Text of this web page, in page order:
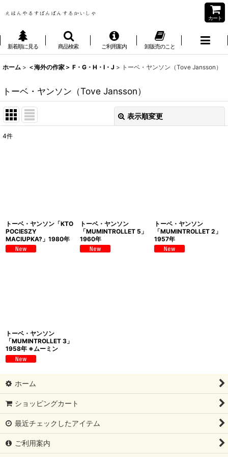
カート
新着順に見る 商品検索 ご利用案内 卸販売のこと
ホーム > ＜海外の作家＞ F・G・H・I・J > トーベ・ヤンソン（Tove Jansson）
トーベ・ヤンソン（Tove Jansson）
表示順変更
4件
トーベ・ヤンソン「KTO
POCIESZY
MACIUPKA?」1980年
トーベ・ヤンソン
「MUMINTROLLET 5」
1960年
トーベ・ヤンソン
「MUMINTROLLET 2」
1957年
トーベ・ヤンソン
「MUMINTROLLET 3」
1958年 ※ムーミン
ホーム
ショッピングカート
最近チェックしたアイテム
ご利用案内